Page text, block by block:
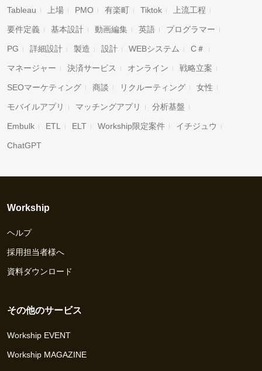
Tableau 上場 PMO 有楽町 Tiktok 上流工程
要件定義 基本設計 動画編集 英語 プログラマー
PG 詳細設計 製造 設計 WEBシステム C＃
マネージャー 決済サービス オンライン 戦略立案
SEOマーケティング 商談 リクルーティング 女性
モバイルアプリ マッチングアプリ 分析基盤
Embulk ETL ELT Workship限定案件 イチジュウ
ChatGPT
Workship
ヘルプ
採用担当者様へ
資料ダウンロード
その他のサービス
Workship EVENT
Workship MAGAZINE